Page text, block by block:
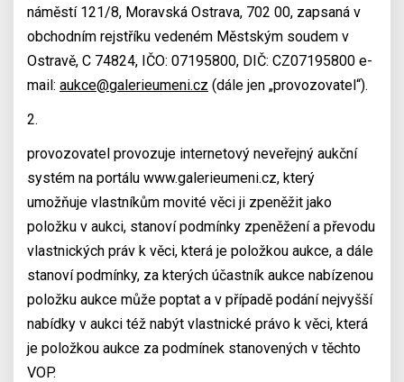
náměstí 121/8, Moravská Ostrava, 702 00, zapsaná v
obchodním rejstříku vedeném Městským soudem v
Ostravě, C 74824, IČO: 07195800, DIČ: CZ07195800 e-
mail: aukce@galerieumeni.cz (dále jen „provozovatel“).
2.
provozovatel provozuje internetový neveřejný aukční
systém na portálu www.galerieumeni.cz, který
umožňuje vlastníkům movité věci ji zpeněžit jako
položku v aukci, stanoví podmínky zpeněžení a převodu
vlastnických práv k věci, která je položkou aukce, a dále
stanoví podmínky, za kterých účastník aukce nabízenou
položku aukce může poptat a v případě podání nejvyšší
nabídky v aukci též nabýt vlastnické právo k věci, která
je položkou aukce za podmínek stanovených v těchto
VOP.